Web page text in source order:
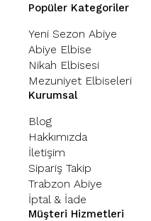
Popüler Kategoriler
Yeni Sezon Abiye
Abiye Elbise
Nikah Elbisesi
Mezuniyet Elbiseleri
Kurumsal
Blog
Hakkımızda
İletişim
Sipariş Takip
Trabzon Abiye
İptal & İade
Müşteri Hizmetleri